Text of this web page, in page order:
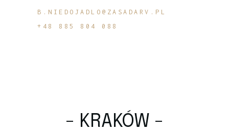
B.NIEDOJADLO@ZASADARV.PL
+48 885 804 088
- KRAKÓW -